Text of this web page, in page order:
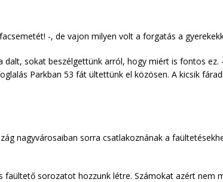
-, de vajon milyen volt a forgatás a
dalt, sokat beszélgettünk arról, hogy miért is fontos
Parkban 53 fát ültettünk el közösen. A kicsik
nagyvárosaiban sorra csatlakoznának a
faültető sorozatot hozzunk létre. Számokat azért nem